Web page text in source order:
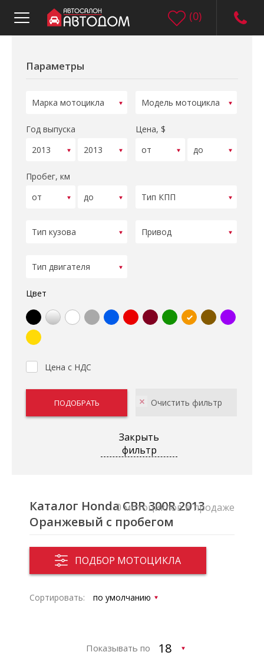
(0)
Параметры
Год выпуска Цена, $
Пробег, км
Цвет
Цена с НДС
Закрыть
фильтр
Каталог Honda CBR 300R 2013
Оранжевый с пробегом
ПОДБОР МОТОЦИКЛА
0 мотоциклов в продаже
Сортировать:
Показывать по